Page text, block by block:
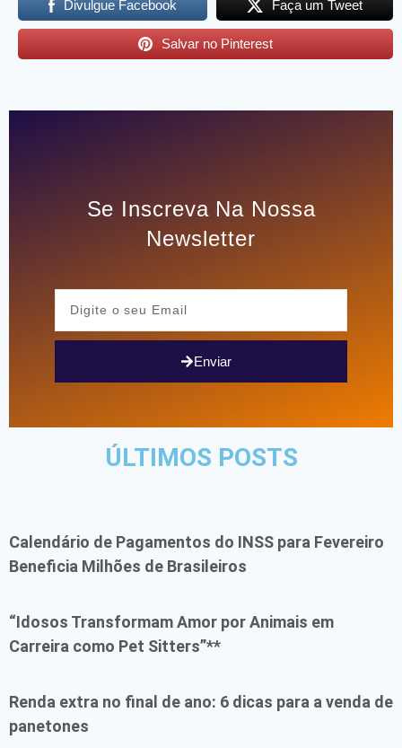
Divulgue Facebook Faça um Tweet
Salvar no Pinterest
Se Inscreva Na Nossa
Newsletter
Enviar
ÚLTIMOS POSTS
Calendário de Pagamentos do INSS para Fevereiro
Beneficia Milhões de Brasileiros
“Idosos Transformam Amor por Animais em
Carreira como Pet Sitters”**
Renda extra no final de ano: 6 dicas para a venda de
panetones